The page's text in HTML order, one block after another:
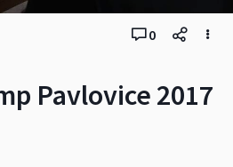
Pavlovice 2017
0